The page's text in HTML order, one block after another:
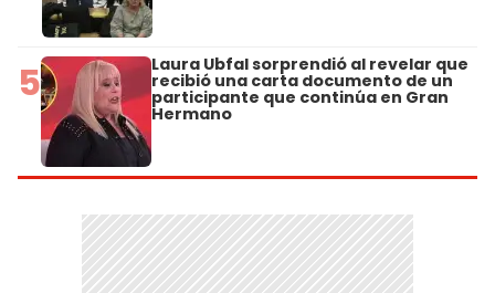
5 Laura Ubfal sorprendió al revelar que
recibió una carta documento de un
participante que continúa en Gran
Hermano